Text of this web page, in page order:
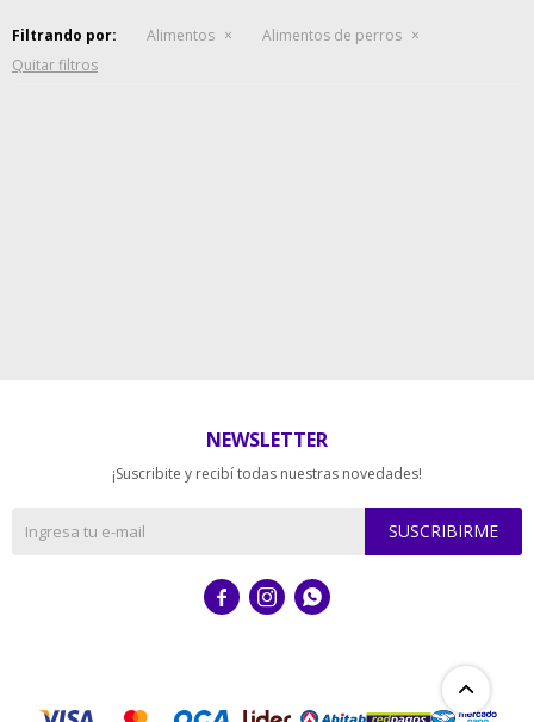
Filtrando por: Alimentos
Alimentos de perros
Quitar filtros
NEWSLETTER
¡Suscribite y recibí todas nuestras novedades!
SUSCRIBIRME
  